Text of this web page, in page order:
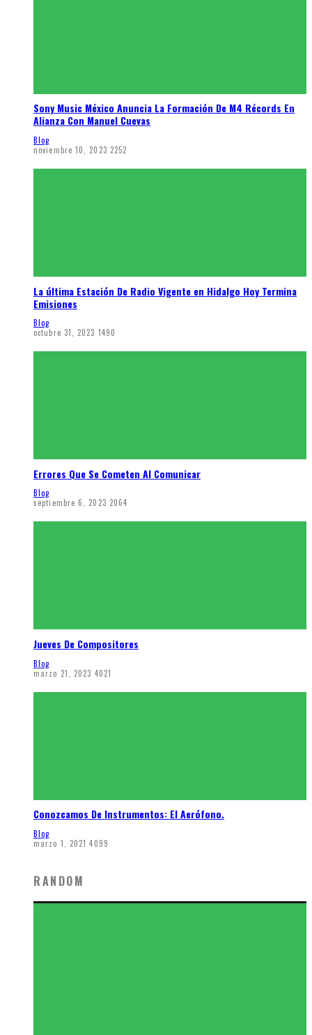
Sony Music México Anuncia La Formación De M4 Récords En
Alianza Con Manuel Cuevas
Blog
noviembre 10, 2023 2252
La última Estación De Radio Vigente en Hidalgo Hoy Termina
Emisiones
Blog
octubre 31, 2023 1490
Errores Que Se Cometen Al Comunicar
Blog
septiembre 6, 2023 2064
Jueves De Compositores
Blog
marzo 21, 2023 4021
Conozcamos De Instrumentos: El Aerófono.
Blog
marzo 1, 2021 4099
RANDOM